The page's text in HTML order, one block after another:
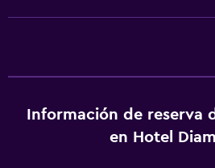
Calefacción
Información de reserva
en Hotel